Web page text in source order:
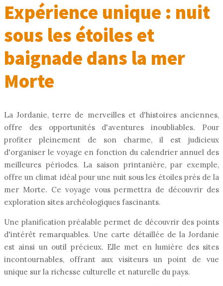
Expérience unique : nuit
sous les étoiles et
baignade dans la mer
Morte
La Jordanie, terre de merveilles et d'histoires anciennes,
offre des opportunités d'aventures inoubliables. Pour
profiter pleinement de son charme, il est judicieux
d'organiser le voyage en fonction du calendrier annuel des
meilleures périodes. La saison printanière, par exemple,
offre un climat idéal pour une nuit sous les étoiles près de la
mer Morte. Ce voyage vous permettra de découvrir des
exploration sites archéologiques fascinants.
Une planification préalable permet de découvrir des points
d'intérêt remarquables. Une carte détaillée de la Jordanie
est ainsi un outil précieux. Elle met en lumière des sites
incontournables, offrant aux visiteurs un point de vue
unique sur la richesse culturelle et naturelle du pays.